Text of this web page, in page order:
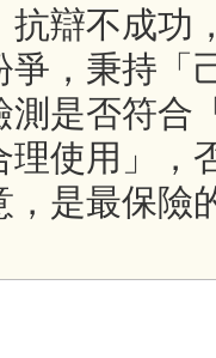
抗辯不成
爭，秉持「
測是否符合
理使用」，
，是最保險